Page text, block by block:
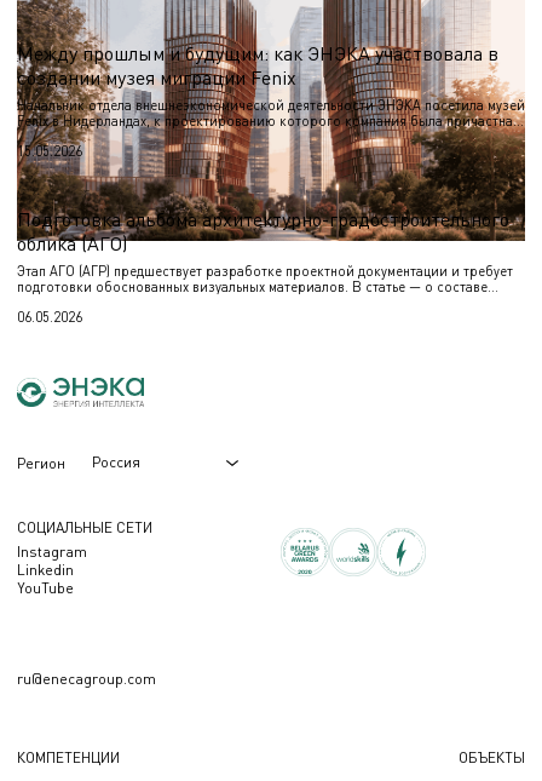
Между прошлым и будущим: как ЭНЭКА участвовала в
создании музея миграции Fenix
Начальник отдела внешнеэкономической деятельности ЭНЭКА посетила музей
Fenix в Нидерландах, к проектированию которого компания была причастна.
О впечатлениях от архитектуры и уникальных инженерных решениях — в
материале.
15.05.2026
Подготовка альбома архитектурно-градостроительного
облика (АГО)
Этап АГО (АГР) предшествует разработке проектной документации и требует
подготовки обоснованных визуальных материалов. В статье — о составе
06.05.2026
Регион Россия
СОЦИАЛЬНЫЕ СЕТИ
Instagram
Linkedin
YouTube
ru@enecagroup.com
КОМПЕТЕНЦИИ ОБЪЕКТЫ